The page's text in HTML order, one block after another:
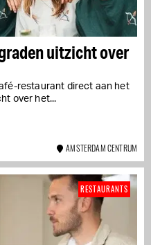
uitzicht over
restaurant direct aan het
over het...
AMSTERDAM CENTRUM
RESTAURANTS